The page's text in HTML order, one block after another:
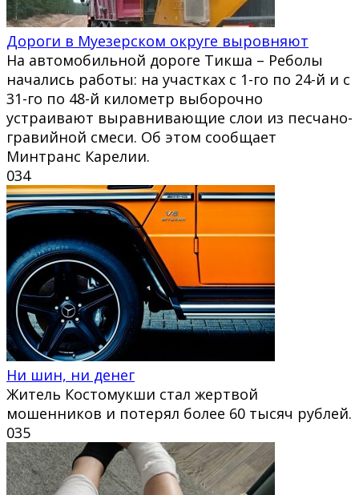
Дороги в Муезерском округе выровняют
На автомобильной дороге Тикша – Реболы
начались работы: на участках с 1-го по 24-й и с
31-го по 48-й километр выборочно
устраивают выравнивающие слои из песчано-
гравийной смеси. Об этом сообщает
Минтранс Карелии.
034
Ни шин, ни денег
Житель Костомукши стал жертвой
мошенников и потерял более 60 тысяч рублей.
035